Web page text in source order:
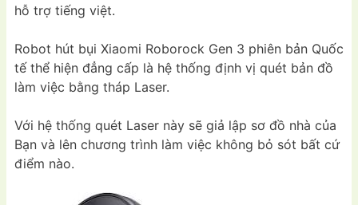
hỗ trợ tiếng việt.
Robot hút bụi Xiaomi Roborock Gen 3 phiên bản Quốc
tế thể hiện đẳng cấp là hệ thống định vị quét bản đồ
làm việc bằng tháp Laser.
Với hệ thống quét Laser này sẽ giả lập sơ đồ nhà của
Bạn và lên chương trình làm việc không bỏ sót bất cứ
điểm nào.